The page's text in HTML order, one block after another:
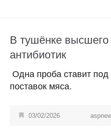
В тушёнке
антибиотик
Одна проба ставит под
поставок мяса.
03/02/2026